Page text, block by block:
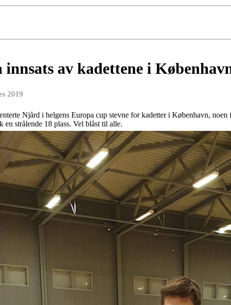
av kadettene i
2019
Njård i helgens Europa cup stevne for kadetter i København,
en strålende 18 plass. Vel blåst til alle.